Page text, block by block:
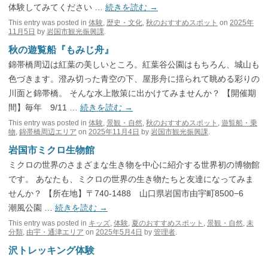
体験してみてください … 続きを読む →
This entry was posted in 体験, 歴史・文化, 秋のおすすめスポット on 2025年
11月5日 by 岩国市観光振興課.
秋の遊覧船『もみじ舟』
錦帯橋周辺は紅葉の美しいところ。紅葉谷公園はもちろん、城山も
色づきます。澄み切った青空の下、屋形舟に揺られて眺める彩りの
川面と錦帯橋。 そんな水上散策に出かけてみませんか？ 【開催期
間】毎年 9/11 … 続きを読む →
This entry was posted in 体験, 景観・自然, 秋のおすすめスポット , 遊覧船・乗
物, 錦帯橋周辺エリア on 2025年11月4日 by 岩国市観光振興課.
岩国市ミクロ生物館
ミクロの世界のさまざまな生き物を中心に紹介する世界初の博物館
です。 あなたも、ミクロの世界の生き物たちと友達になってみま
せんか？ 【所在地】〒740-1488 山口県岩国市由宇町8500−6
潮風公園 … 続きを読む →
This entry was posted in キッズ, 体験, 夏のおすすめスポット , 景観・自然, 未
分類, 由宇・通津エリア on 2025年5月4日 by 管理者.
沢トレッキング体験